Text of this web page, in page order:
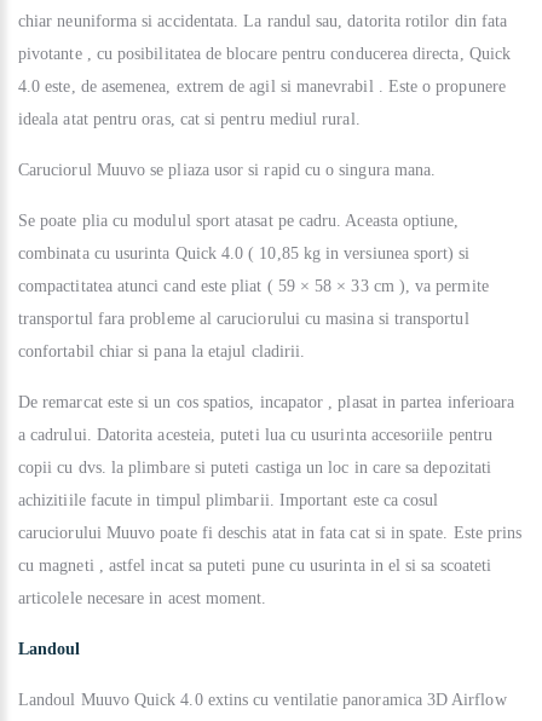
chiar neuniforma si accidentata. La randul sau, datorita rotilor din fata
pivotante , cu posibilitatea de blocare pentru conducerea directa, Quick
4.0 este, de asemenea, extrem de agil si manevrabil . Este o propunere
ideala atat pentru oras, cat si pentru mediul rural.
Caruciorul Muuvo se pliaza usor si rapid cu o singura mana.
Se poate plia cu modulul sport atasat pe cadru. Aceasta optiune,
combinata cu usurinta Quick 4.0 ( 10,85 kg in versiunea sport) si
compactitatea atunci cand este pliat ( 59 × 58 × 33 cm ), va permite
transportul fara probleme al caruciorului cu masina si transportul
confortabil chiar si pana la etajul cladirii.
De remarcat este si un cos spatios, incapator , plasat in partea inferioara
a cadrului. Datorita acesteia, puteti lua cu usurinta accesoriile pentru
copii cu dvs. la plimbare si puteti castiga un loc in care sa depozitati
achizitiile facute in timpul plimbarii. Important este ca cosul
caruciorului Muuvo poate fi deschis atat in fata cat si in spate. Este prins
cu magneti , astfel incat sa puteti pune cu usurinta in el si sa scoateti
articolele necesare in acest moment.
Landoul
Landoul Muuvo Quick 4.0 extins cu ventilatie panoramica 3D Airflow